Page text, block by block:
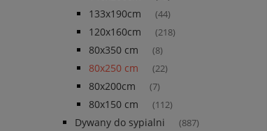
133x190cm (44)
120x160cm (218)
80x350 cm (8)
80x250 cm (22)
80x200cm (7)
80x150 cm (112)
Dywany do sypialni (887)